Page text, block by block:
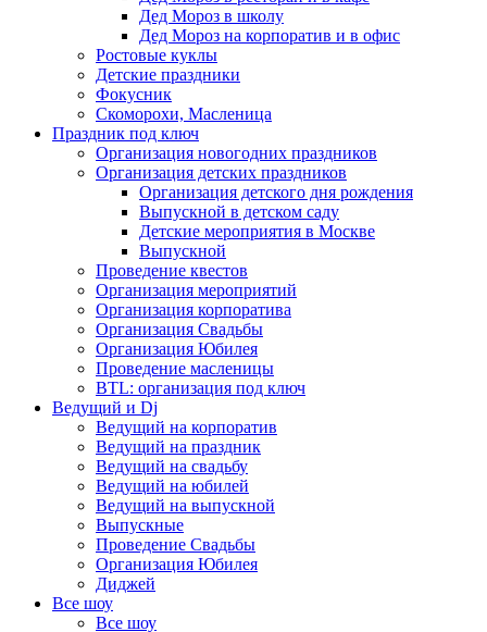
Дед Мороз в школу
Дед Мороз на корпоратив и в офис
Ростовые куклы
Детские праздники
Фокусник
Скоморохи, Масленица
Праздник под ключ
Организация новогодних праздников
Организация детских праздников
Организация детского дня рождения
Выпускной в детском саду
Детские мероприятия в Москве
Выпускной
Проведение квестов
Организация мероприятий
Организация корпоратива
Организация Свадьбы
Организация Юбилея
Проведение масленицы
BTL: организация под ключ
Ведущий и Dj
Ведущий на корпоратив
Ведущий на праздник
Ведущий на свадьбу
Ведущий на юбилей
Ведущий на выпускной
Выпускные
Проведение Свадьбы
Организация Юбилея
Диджей
Все шоу
Все шоу